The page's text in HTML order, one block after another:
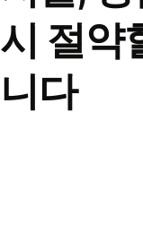
시 절약
니다